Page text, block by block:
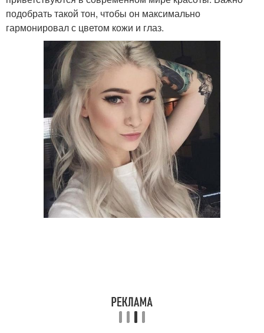
Карвинг на
осветленные волосы
Завивка на короткие
Завивка на средние
волосы
Завивка на длинные
волосы
подобрать такой тон, чтобы он максимально
гармонировал с цветом кожи и глаз.